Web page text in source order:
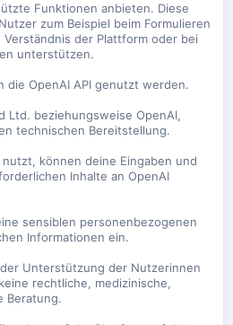
Funktionen anbieten. Diese
zum Beispiel beim Formulieren
der Plattform oder bei
unterstützen.
die OpenAI API genutzt werden.
Ltd. beziehungsweise OpenAI,
technischen Bereitstellung.
können deine Eingaben und
Inhalte an OpenAI
sensiblen personenbezogenen
Informationen ein.
Unterstützung der Nutzerinnen
rechtliche, medizinische,
Beratung.